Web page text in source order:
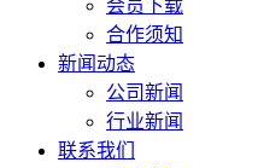
会员下载
合作须知
新闻动态
公司新闻
行业新闻
联系我们